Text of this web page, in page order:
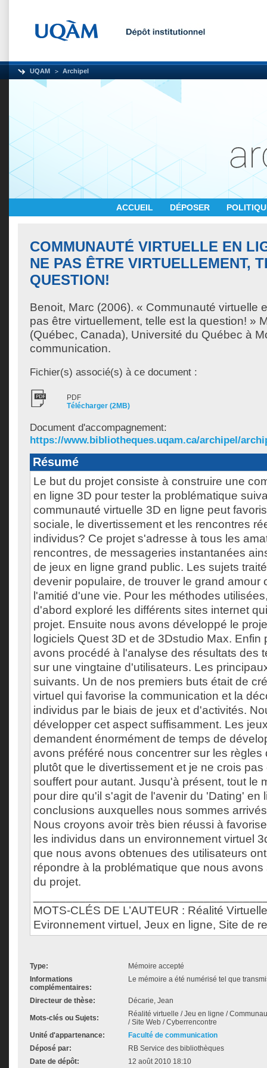
UQAM Archipel
ACCUEIL DÉPOSER
COMMUNAUTÉ VIRTUELLE EN
NE PAS ÊTRE VIRTUELLEMENT,
QUESTION!
Benoit, Marc (2006). « Communauté virtuelle
pas être virtuellement, telle est la question! »
(Québec, Canada), Université du Québec à
communication.
Fichier(s) associé(s) à ce document :
PDF
Télécharger (2MB)
Document d'accompagnement:
https://www.bibliotheques.uqam.ca/archipel/
Résumé
Le but du projet consiste à construire une
en ligne 3D pour tester la problématique
communauté virtuelle 3D en ligne peut
sociale, le divertissement et les rencontres
individus? Ce projet s'adresse à tous les
rencontres, de messageries instantanées
de jeux en ligne grand public. Les sujets
devenir populaire, de trouver le grand amour
l'amitié d'une vie. Pour les méthodes
d'abord exploré les différents sites internet
projet. Ensuite nous avons développé le
logiciels Quest 3D et de 3Dstudio Max. Enfin
avons procédé à l'analyse des résultats des
sur une vingtaine d'utilisateurs. Les
suivants. Un de nos premiers buts était de
virtuel qui favorise la communication et la
individus par le biais de jeux et d'activités.
développer cet aspect suffisamment. Les
demandent énormément de temps de
avons préféré nous concentrer sur les règles
plutôt que le divertissement et je ne crois
souffert pour autant. Jusqu'à présent, tout le
pour dire qu'il s'agit de l'avenir du 'Dating' en
conclusions auxquelles nous sommes
Nous croyons avoir très bien réussi à
les individus dans un environnement virtuel
que nous avons obtenues des utilisateurs
répondre à la problématique que nous
du projet.
MOTS-CLÉS DE L’AUTEUR : Réalité
Evironnement virtuel, Jeux en ligne, Site de
Type:
Mémoire accepté
Informations
complémentaires:
Le mémoire a été numérisé tel que
Directeur de thèse: Décarie, Jean
Mots-clés ou Sujets:
Réalité virtuelle / Jeu en ligne /
/ Site Web / Cyberrencontre
Unité d'appartenance:
Faculté de communication
Déposé par:
RB Service des bibliothèques
Date de dépôt:
12 août 2010 18:10